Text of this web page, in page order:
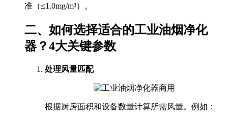
准（≤1.0mg/m³）。
二、如何选择适合的工业油烟净化
器？4大关键参数
处理风量匹配
根据厨房面积和设备数量计算所需风量。例如：